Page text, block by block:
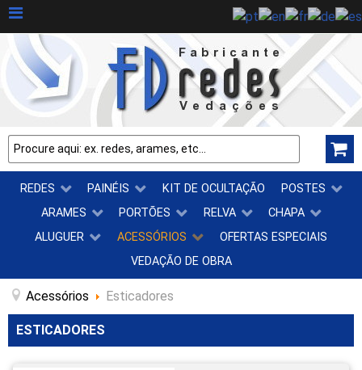
REDES PAINÉIS KIT DE OCULTAÇÃO
POSTES
ARAMES
PORTÕES RELVA
CHAPA
ALUGUER
ACESSÓRIOS
OFERTAS ESPECIAIS
VEDAÇÃO DE OBRA
Acessórios Esticadores
ESTICADORES